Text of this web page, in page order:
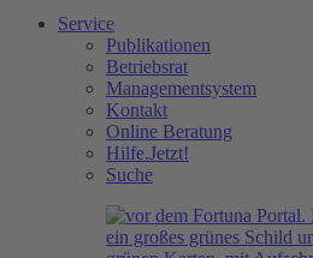
Service
Publikationen
Betriebsrat
Managementsystem
Kontakt
Online Beratung
Hilfe.Jetzt!
Suche